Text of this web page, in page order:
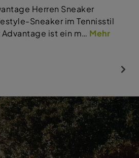
Herren Sneaker
Sneaker im Tennisstil
Advantage ist ein m… Mehr